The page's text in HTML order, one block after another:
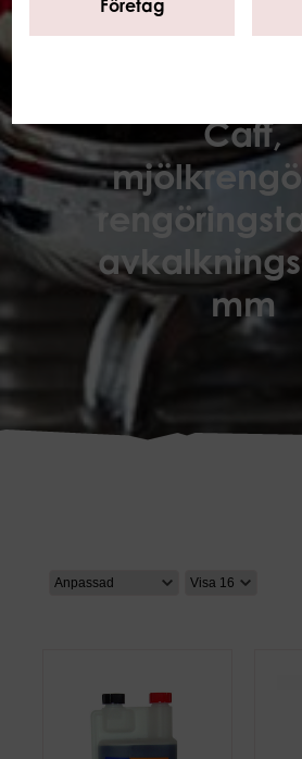
Clean
Caff,
mm
Företag